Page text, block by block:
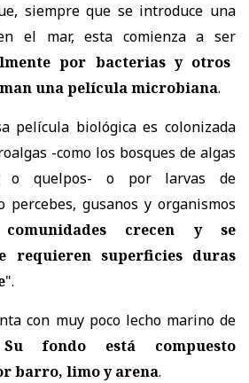
siempre que se introduce una
el mar, esta comienza a ser
por bacterias y otros
una película microbiana.
película biológica es colonizada
-como los bosques de algas
o quelpos- o por larvas de
percebes, gusanos y organismos
comunidades crecen y se
requieren superficies duras
".
con muy poco lecho marino de
fondo está compuesto
barro, limo y arena.